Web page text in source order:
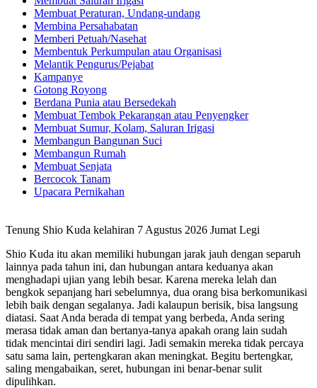
Membuat Peraturan, Undang-undang
Membina Persahabatan
Memberi Petuah/Nasehat
Membentuk Perkumpulan atau Organisasi
Melantik Pengurus/Pejabat
Kampanye
Gotong Royong
Berdana Punia atau Bersedekah
Membuat Tembok Pekarangan atau Penyengker
Membuat Sumur, Kolam, Saluran Irigasi
Membangun Bangunan Suci
Membangun Rumah
Membuat Senjata
Bercocok Tanam
Upacara Pernikahan
Tenung Shio Kuda kelahiran 7 Agustus 2026 Jumat Legi
Shio Kuda itu akan memiliki hubungan jarak jauh dengan separuh
lainnya pada tahun ini, dan hubungan antara keduanya akan
menghadapi ujian yang lebih besar. Karena mereka lelah dan
bengkok sepanjang hari sebelumnya, dua orang bisa berkomunikasi
lebih baik dengan segalanya. Jadi kalaupun berisik, bisa langsung
diatasi. Saat Anda berada di tempat yang berbeda, Anda sering
merasa tidak aman dan bertanya-tanya apakah orang lain sudah
tidak mencintai diri sendiri lagi. Jadi semakin mereka tidak percaya
satu sama lain, pertengkaran akan meningkat. Begitu bertengkar,
saling mengabaikan, seret, hubungan ini benar-benar sulit
dipulihkan.